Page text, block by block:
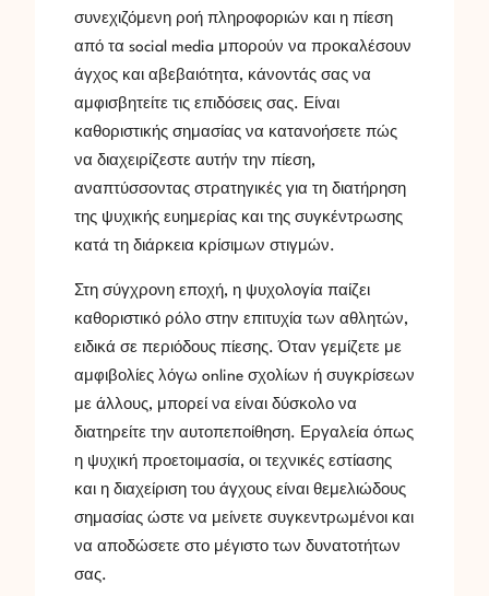
συνεχιζόμενη ροή πληροφοριών και η πίεση
από τα social media μπορούν να προκαλέσουν
άγχος και αβεβαιότητα, κάνοντάς σας να
αμφισβητείτε τις επιδόσεις σας. Είναι
καθοριστικής σημασίας να κατανοήσετε πώς
να διαχειρίζεστε αυτήν την πίεση,
αναπτύσσοντας στρατηγικές για τη διατήρηση
της ψυχικής ευημερίας και της συγκέντρωσης
κατά τη διάρκεια κρίσιμων στιγμών.
Στη σύγχρονη εποχή, η ψυχολογία παίζει
καθοριστικό ρόλο στην επιτυχία των αθλητών,
ειδικά σε περιόδους πίεσης. Όταν γεμίζετε με
αμφιβολίες λόγω online σχολίων ή συγκρίσεων
με άλλους, μπορεί να είναι δύσκολο να
διατηρείτε την αυτοπεποίθηση. Εργαλεία όπως
η ψυχική προετοιμασία, οι τεχνικές εστίασης
και η διαχείριση του άγχους είναι θεμελιώδους
σημασίας ώστε να μείνετε συγκεντρωμένοι και
να αποδώσετε στο μέγιστο των δυνατοτήτων
σας.